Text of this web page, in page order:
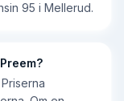
95 i Mellerud.